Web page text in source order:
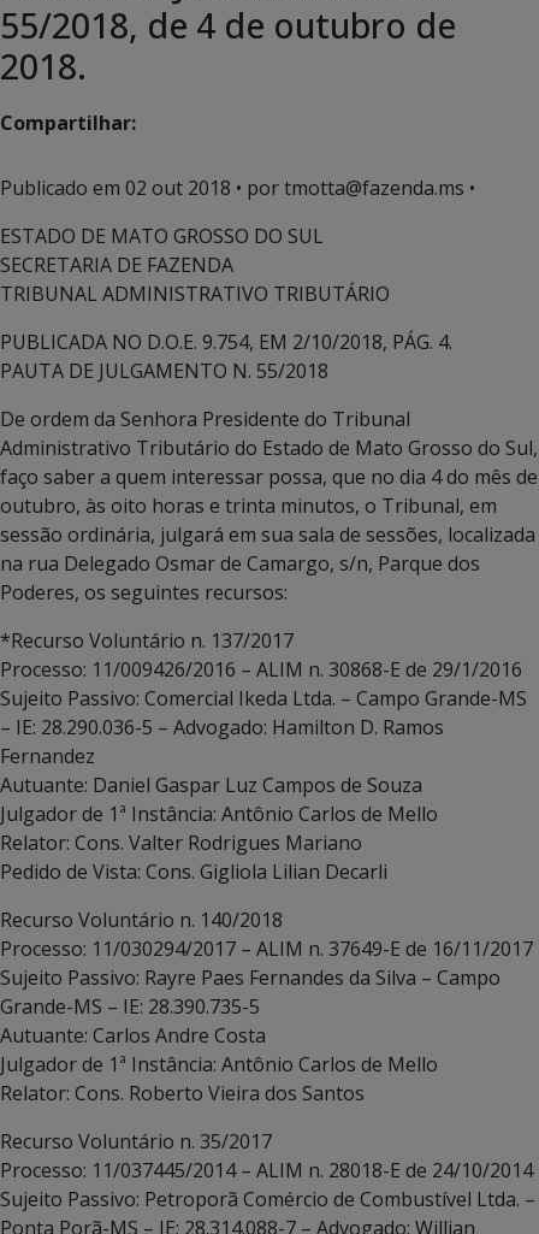
55/2018, de 4 de outubro de
2018.
Compartilhar:
Publicado em 02 out 2018 • por tmotta@fazenda.ms •
ESTADO DE MATO GROSSO DO SUL
SECRETARIA DE FAZENDA
TRIBUNAL ADMINISTRATIVO TRIBUTÁRIO
PUBLICADA NO D.O.E. 9.754, EM 2/10/2018, PÁG. 4.
PAUTA DE JULGAMENTO N. 55/2018
De ordem da Senhora Presidente do Tribunal
Administrativo Tributário do Estado de Mato Grosso do Sul,
faço saber a quem interessar possa, que no dia 4 do mês de
outubro, às oito horas e trinta minutos, o Tribunal, em
sessão ordinária, julgará em sua sala de sessões, localizada
na rua Delegado Osmar de Camargo, s/n, Parque dos
Poderes, os seguintes recursos:
*Recurso Voluntário n. 137/2017
Processo: 11/009426/2016 – ALIM n. 30868-E de 29/1/2016
Sujeito Passivo: Comercial Ikeda Ltda. – Campo Grande-MS
– IE: 28.290.036-5 – Advogado: Hamilton D. Ramos
Fernandez
Autuante: Daniel Gaspar Luz Campos de Souza
Julgador de 1ª Instância: Antônio Carlos de Mello
Relator: Cons. Valter Rodrigues Mariano
Pedido de Vista: Cons. Gigliola Lilian Decarli
Recurso Voluntário n. 140/2018
Processo: 11/030294/2017 – ALIM n. 37649-E de 16/11/2017
Sujeito Passivo: Rayre Paes Fernandes da Silva – Campo
Grande-MS – IE: 28.390.735-5
Autuante: Carlos Andre Costa
Julgador de 1ª Instância: Antônio Carlos de Mello
Relator: Cons. Roberto Vieira dos Santos
Recurso Voluntário n. 35/2017
Processo: 11/037445/2014 – ALIM n. 28018-E de 24/10/2014
Sujeito Passivo: Petroporã Comércio de Combustível Ltda. –
Ponta Porã-MS – IE: 28.314.088-7 – Advogado: Willian